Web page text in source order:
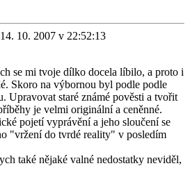
14. 10. 2007 v 22:52:13
se mi tvoje dílko docela líbilo, a proto i
Skoro na výbornou byl podle podle
Upravovat staré známé pověsti a tvořit
je velmi originální a ceněnné.
pojetí vyprávění a jeho sloučení se
"vržení do tvrdé reality" v posledím
také nějaké valné nedostatky neviděl,